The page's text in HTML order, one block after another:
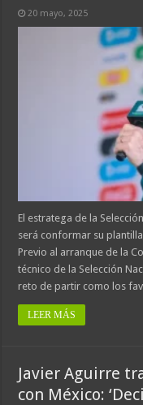
20 mayo, 2025
El estratega de la
será conformar su
Previo al arranque de la
técnico de la Selección
reto de partir como los
LEER MÁS
Javier Aguirre
con México: